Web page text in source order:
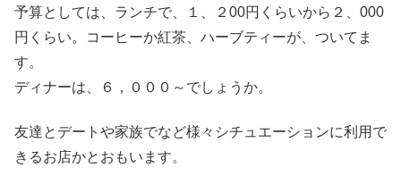
予算としては、ランチで、１、２00円くらいから２、000
円くらい。コーヒーか紅茶、ハーブティーが、ついてま
す。
ディナーは、６，０００～でしょうか。
友達とデートや家族でなど様々シチュエーションに利用で
きるお店かとおもいます。